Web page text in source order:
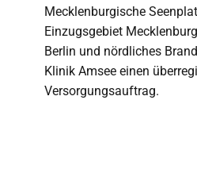
Mecklenburgische
Einzugsgebiet
Berlin und nördliches
Klinik Amsee einen
Versorgungsauftrag.